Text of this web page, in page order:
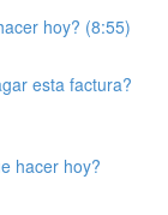
hoy? (8:55)
esta factura?
hacer hoy?